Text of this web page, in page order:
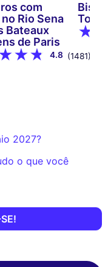
com
Rio Sena
Bateaux
de Paris
4.8 (1481)
2027?
o que você